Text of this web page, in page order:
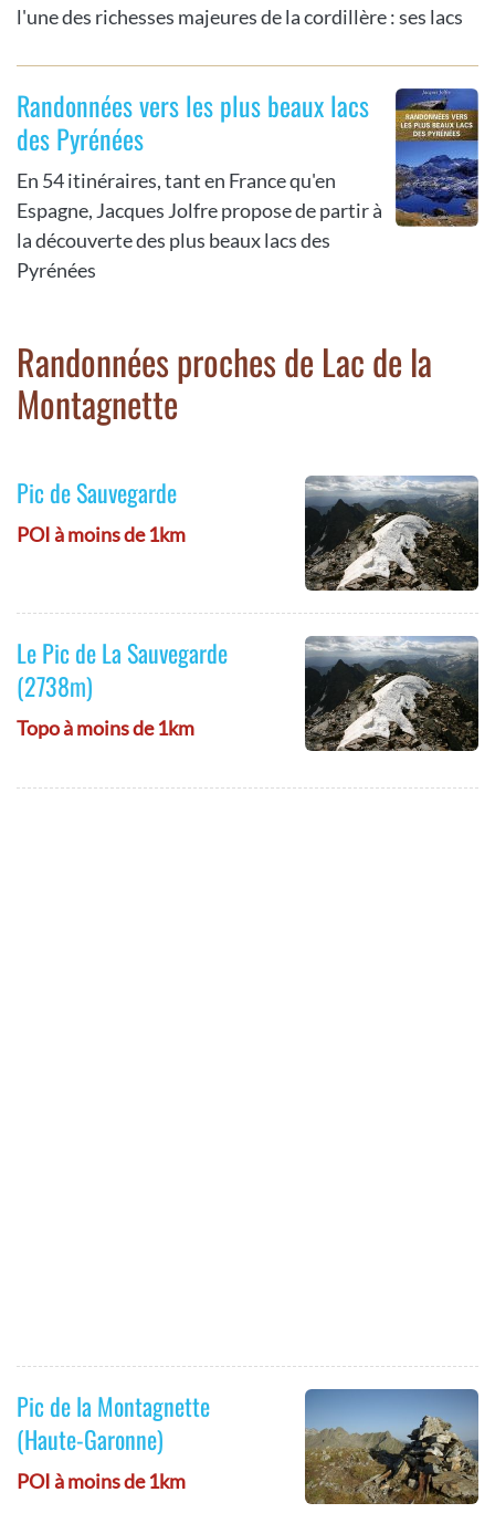
l'une des richesses majeures de la cordillère : ses lacs
Randonnées vers les plus beaux lacs
des Pyrénées
En 54 itinéraires, tant en France qu'en
Espagne, Jacques Jolfre propose de partir à
la découverte des plus beaux lacs des
Pyrénées
Randonnées proches de Lac de la
Montagnette
Pic de Sauvegarde
POI à moins de 1km
Le Pic de La Sauvegarde
(2738m)
Topo à moins de 1km
Pic de la Montagnette
(Haute-Garonne)
POI à moins de 1km